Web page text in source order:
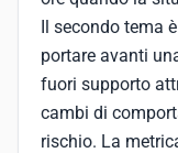
Il secondo tema
portare avanti
fuori supporto
cambi di
rischio. La